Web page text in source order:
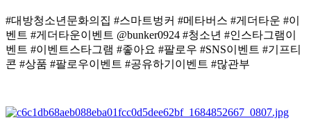
#대방청소년문화의집 #스마트벙커 #메타버스 #게더타운 #이
벤트 #게더타운이벤트 @bunker0924 #청소년 #인스타그램이
벤트 #이벤트스타그램 #좋아요 #팔로우 #SNS이벤트 #기프티
콘 #상품 #팔로우이벤트 #공유하기이벤트 #많관부